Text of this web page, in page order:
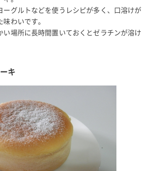
ーグルトなどを使うレシピが多く、口溶けが
わいです。
い場所に長時間置いておくとゼラチンが溶け
キ